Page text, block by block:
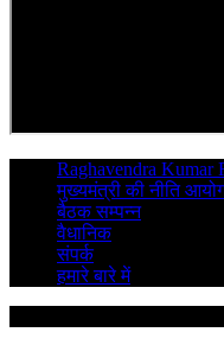
Raghavendra Kumar
मुख्यमंत्री की नीति
बैठक सम्पन्न
वैधानिक
संपर्क
हमारे बारे में